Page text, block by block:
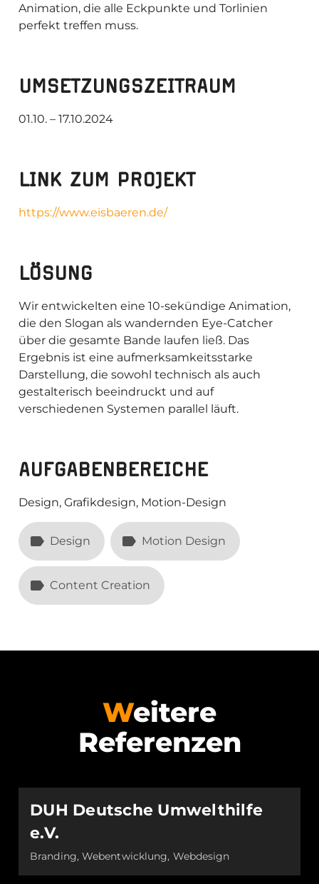
Animation, die alle Eckpunkte und Torlinien
perfekt treffen muss.
UMSETZUNGSZEITRAUM
01.10. – 17.10.2024
LINK ZUM PROJEKT
https://www.eisbaeren.de/
LÖSUNG
Wir entwickelten eine 10-sekündige Animation,
die den Slogan als wandernden Eye-Catcher
über die gesamte Bande laufen ließ. Das
Ergebnis ist eine aufmerksamkeitsstarke
Darstellung, die sowohl technisch als auch
gestalterisch beeindruckt und auf
verschiedenen Systemen parallel läuft.
AUFGABENBEREICHE
Design, Grafikdesign, Motion-Design
Design Motion Design
Content Creation
Weitere
Referenzen
DUH Deutsche Umwelthilfe
e.V.
Branding, Webentwicklung, Webdesign